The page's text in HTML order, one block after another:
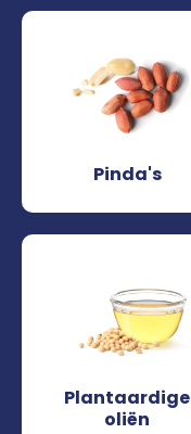
Pinda's
Plantaardige
oliën